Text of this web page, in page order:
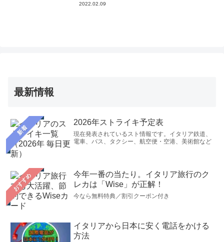
2022.02.09
最新情報
新着
2026年ストライキ予定表
現在発表されているスト情報です。イタリア鉄道、
電車、バス、タクシー、航空便・空港、美術館など
おすすめ
今年一番の当たり。イタリア旅行のク
レカは「Wise」が正解！
今なら無料特典／割引クーポン付き
イタリアから日本に安く電話をかける
方法